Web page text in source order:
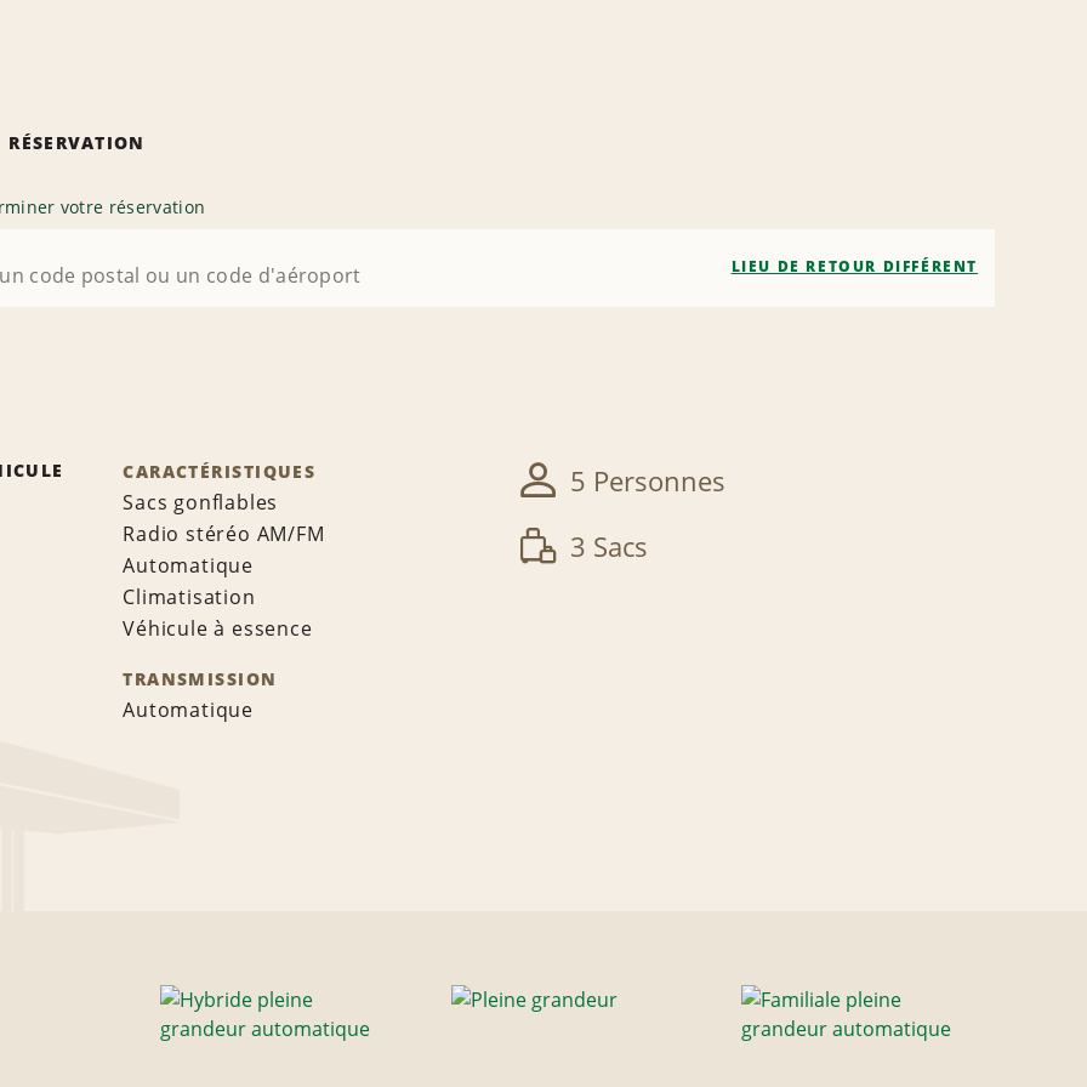
votre réservation
LIEU DE RETOUR DIFFÉRENT
CARACTÉRISTIQUES
Sacs gonflables
Radio stéréo AM/FM
Automatique
Climatisation
Véhicule à essence
TRANSMISSION
Automatique
5 Personnes
3 Sacs